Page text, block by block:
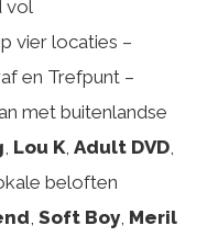
vol
vier locaties –
en Trefpunt –
met buitenlandse
, Lou K, Adult DVD,
beloften
, Soft Boy, Meril